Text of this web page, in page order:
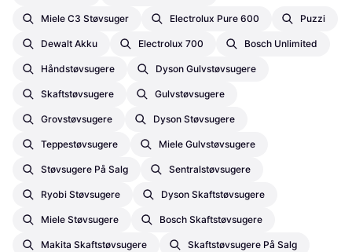
Miele C3 Støvsuger Electrolux Pure 600 Puzzi
Dewalt Akku Electrolux 700 Bosch Unlimited
Håndstøvsugere Dyson Gulvstøvsugere
Skaftstøvsugere Gulvstøvsugere
Grovstøvsugere Dyson Støvsugere
Teppestøvsugere Miele Gulvstøvsugere
Støvsugere På Salg Sentralstøvsugere
Ryobi Støvsugere Dyson Skaftstøvsugere
Miele Støvsugere Bosch Skaftstøvsugere
Makita Skaftstøvsugere Skaftstøvsugere På Salg